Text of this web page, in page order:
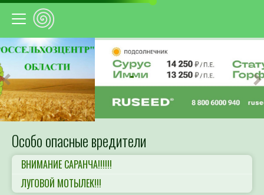
Предыдущий
Особо опасные вредители
ВНИМАНИЕ САРАНЧА!!!!!!
ЛУГОВОЙ МОТЫЛЕК!!!